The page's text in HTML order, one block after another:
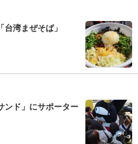
湾まぜそば」
ンド」にサポーター